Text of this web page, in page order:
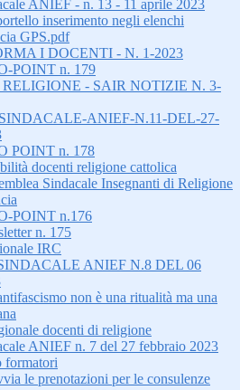
ANIEF - n. 13 - 11 aprile 2023
inserimento negli elenchi
GPS.pdf
I DOCENTI - N. 1-2023
POINT n. 179
- SAIR NOTIZIE N. 3-
ANIEF-N.11-DEL-27-
POINT n. 178
docenti religione cattolica
Sindacale Insegnanti di Religione
POINT n.176
n. 175
IRC
ANIEF N.8 DEL 06
non è una ritualità ma una
docenti di religione
ANIEF n. 7 del 27 febbraio 2023
formatori
le prenotazioni per le consulenze